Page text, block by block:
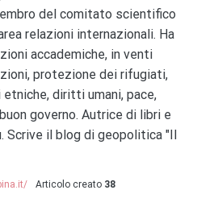
del comitato scientifico
relazioni internazionali. Ha
accademiche, in venti
protezione dei rifugiati,
diritti umani, pace,
governo. Autrice di libri e
Scrive il blog di geopolitica "Il
Articolo creato 38